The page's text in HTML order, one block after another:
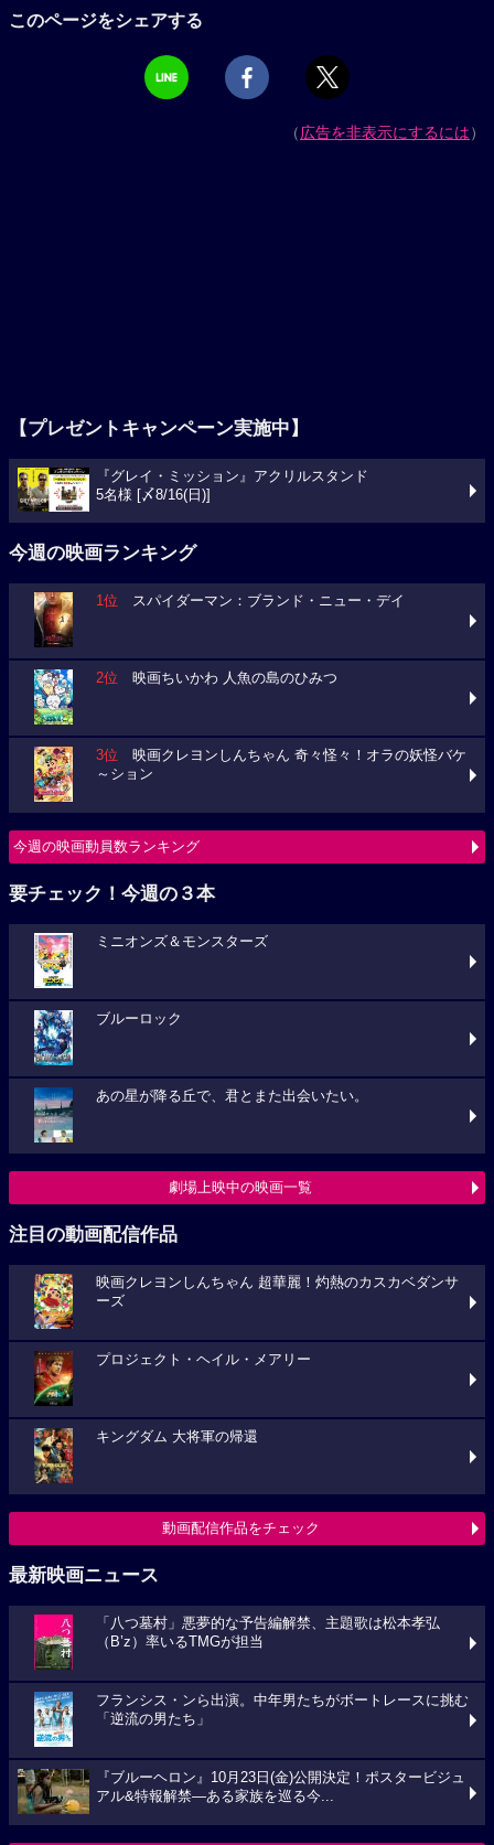
このページをシェアする
（広告を非表示にするには）
【プレゼントキャンペーン実施中】
『グレイ・ミッション』アクリルスタンド
5名様 [〆8/16(日)]
今週の映画ランキング
1位 スパイダーマン：ブランド・ニュー・デイ
2位 映画ちいかわ 人魚の島のひみつ
3位 映画クレヨンしんちゃん 奇々怪々！オラの妖怪バケ
～ション
今週の映画動員数ランキング
要チェック！今週の３本
ミニオンズ＆モンスターズ
ブルーロック
あの星が降る丘で、君とまた出会いたい。
劇場上映中の映画一覧
注目の動画配信作品
映画クレヨンしんちゃん 超華麗！灼熱のカスカベダンサ
ーズ
プロジェクト・ヘイル・メアリー
キングダム 大将軍の帰還
動画配信作品をチェック
最新映画ニュース
「八つ墓村」悪夢的な予告編解禁、主題歌は松本孝弘
（B’z）率いるTMGが担当
フランシス・ンら出演。中年男たちがボートレースに挑む
「逆流の男たち」
『ブルーヘロン』10月23日(金)公開決定！ポスタービジュ
アル&特報解禁―ある家族を巡る今...